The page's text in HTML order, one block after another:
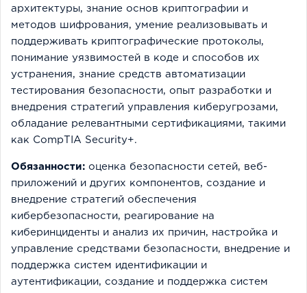
архитектуры, знание основ криптографии и
методов шифрования, умение реализовывать и
поддерживать криптографические протоколы,
понимание уязвимостей в коде и способов их
устранения, знание средств автоматизации
тестирования безопасности, опыт разработки и
внедрения стратегий управления киберугрозами,
обладание релевантными сертификациями, такими
как CompTIA Security+.
Обязанности: оценка безопасности сетей, веб-
приложений и других компонентов, создание и
внедрение стратегий обеспечения
кибербезопасности, реагирование на
киберинциденты и анализ их причин, настройка и
управление средствами безопасности, внедрение и
поддержка систем идентификации и
аутентификации, создание и поддержка систем